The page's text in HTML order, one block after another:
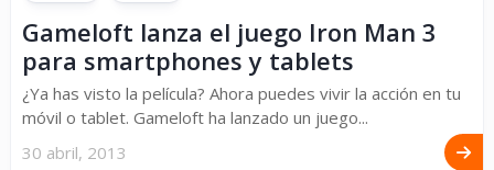
Gameloft lanza el juego Iron Man 3
para smartphones y tablets
¿Ya has visto la película? Ahora puedes vivir la acción en tu
móvil o tablet. Gameloft ha lanzado un juego...
30 abril, 2013